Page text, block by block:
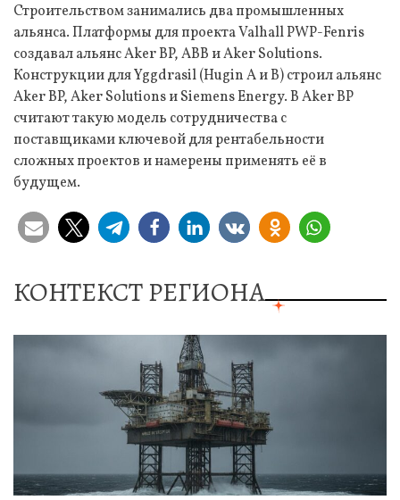
Строительством занимались два промышленных
альянса. Платформы для проекта Valhall PWP-Fenris
создавал альянс Aker BP, ABB и Aker Solutions.
Конструкции для Yggdrasil (Hugin A и B) строил альянс
Aker BP, Aker Solutions и Siemens Energy. В Aker BP
считают такую модель сотрудничества с
поставщиками ключевой для рентабельности
сложных проектов и намерены применять её в
будущем.
КОНТЕКСТ РЕГИОНА